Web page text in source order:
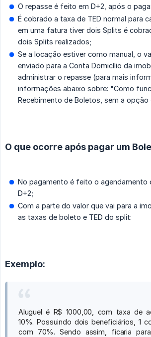
O repasse é feito em D+2, após o
É cobrado a taxa de TED normal para
em uma fatura tiver dois Splits é
dois Splits realizados;
Se a locação estiver como manual, o
enviado para a Conta Domicílio da
administrar o repasse (para mais
informações abaixo sobre: "Como
Recebimento de Boletos, sem a opção
O que ocorre após pagar um
No pagamento é feito o agendamento
D+2;
Com a parte do valor que vai para a
as taxas de boleto e TED do split:
Exemplo:
Aluguel é R$ 1000,00, com taxa de
10%. Possuindo dois beneficiários, 1
com 70%. Sendo assim, ficaria